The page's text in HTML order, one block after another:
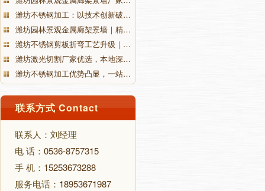
潍坊不锈钢加工：以技术创新破…
潍坊园林景观金属廊架景墙｜精…
潍坊不锈钢剪板折弯工艺升级｜…
潍坊激光切割厂家优选，本地深…
潍坊不锈钢加工优势凸显，一站…
联系方式 Contact
联系人：刘经理
电 话： 0536-8757315
手 机： 15253673288
服务电话： 18953671987